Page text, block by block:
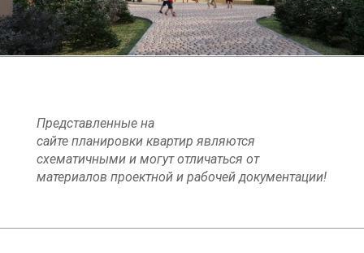
Представленные на
сайте планировки квартир являются
схематичными и могут отличаться от
материалов проектной и рабочей документации!